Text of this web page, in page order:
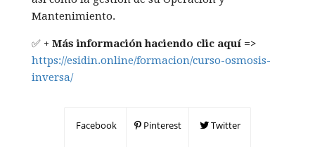
Mantenimiento.
✅ + Más información haciendo clic aquí =>
https://esidin.online/formacion/curso-osmosis-
inversa/
Facebook Pinterest Twitter